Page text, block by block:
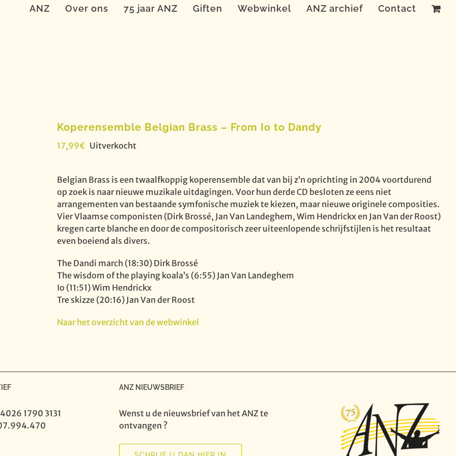
ANZ Over ons 75 jaar ANZ Giften Webwinkel ANZ archief Contact
Koperensemble Belgian Brass – From Io to Dandy
17,99€ Uitverkocht
Belgian Brass is een twaalfkoppig koperensemble dat van bij z’n oprichting in 2004 voortdurend
op zoek is naar nieuwe muzikale uitdagingen. Voor hun derde CD besloten ze eens niet
arrangementen van bestaande symfonische muziek te kiezen, maar nieuwe originele composities.
Vier Vlaamse componisten (Dirk Brossé, Jan Van Landeghem, Wim Hendrickx en Jan Van der Roost)
kregen carte blanche en door de compositorisch zeer uiteenlopende schrijfstijlen is het resultaat
even boeiend als divers.
The Dandi march (18:30) Dirk Brossé
The wisdom of the playing koala’s (6:55) Jan Van Landeghem
Io (11:51) Wim Hendrickx
Tre skizze (20:16) Jan Van der Roost
Naar het overzicht van de webwinkel
1790 3131
ANZ NIEUWSBRIEF
Wenst u de nieuwsbrief van het ANZ te
ontvangen ?